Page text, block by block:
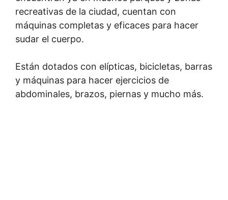
recreativas de la ciudad, cuentan con
máquinas completas y eficaces para hacer
sudar el cuerpo.
Están dotados con elípticas, bicicletas, barras
y máquinas para hacer ejercicios de
abdominales, brazos, piernas y mucho más.